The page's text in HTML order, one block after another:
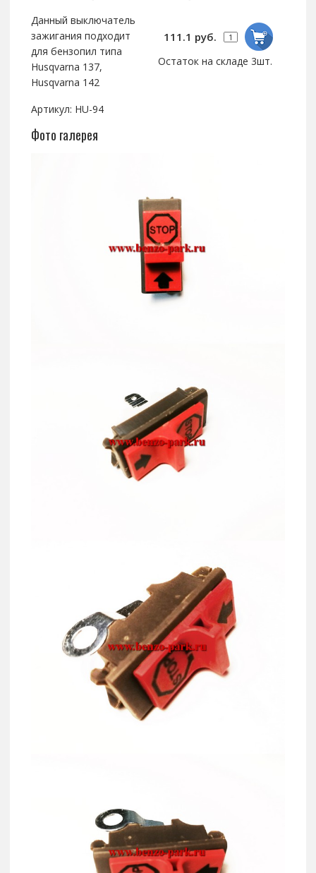
111.1 руб.
Остаток на складе 3шт.
Данный выключатель
зажигания подходит
для бензопил типа
Husqvarna 137,
Husqvarna 142
Артикул: HU-94
Фото галерея